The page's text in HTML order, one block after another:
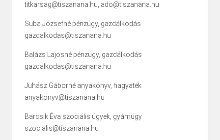
titkarsag@tiszanana.hu, ado@tiszanana.hu
Suba Józsefné pénzügy, gazdálkodás
gazdalkodas@tiszanana.hu
Balázs Lajosné pénzügy, gazdálkodás
gazdalkodas@tiszanana.hu
Juhász Gáborné anyakönyv, hagyaték
anyakonyv@tiszanana.hu
Barcsik Éva szociális ügyek, gyámügy
szocialis@tiszanana.hu